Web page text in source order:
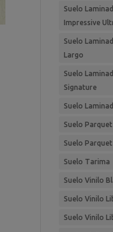
Suelo
Impressive
Suelo
Largo
Suelo
Signature
Suelo
Suelo Parquet
Suelo
Suelo Tarima
Suelo Vinilo
Suelo Vinilo
Suelo Vinilo